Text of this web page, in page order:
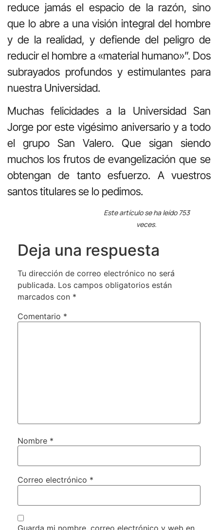
reduce jamás el espacio de la razón, sino
que lo abre a una visión integral del hombre
y de la realidad, y defiende del peligro de
reducir el hombre a «material humano»”. Dos
subrayados profundos y estimulantes para
nuestra Universidad.
Muchas felicidades a la Universidad San
Jorge por este vigésimo aniversario y a todo
el grupo San Valero. Que sigan siendo
muchos los frutos de evangelización que se
obtengan de tanto esfuerzo. A vuestros
santos titulares se lo pedimos.
Este artículo se ha leído 753
veces.
Deja una respuesta
Tu dirección de correo electrónico no será
publicada. Los campos obligatorios están
marcados con *
Comentario *
Nombre *
Correo electrónico *
Guarda mi nombre, correo electrónico y web en